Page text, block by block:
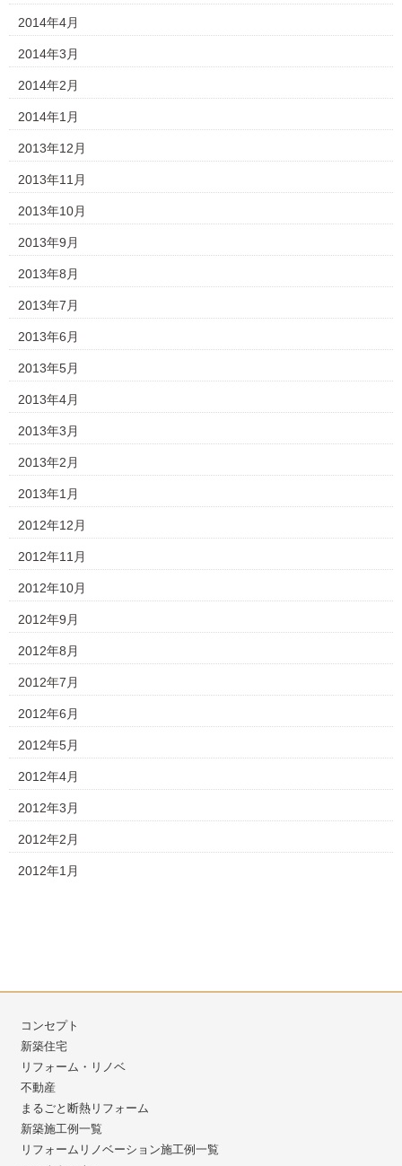
2014年4月
2014年3月
2014年2月
2014年1月
2013年12月
2013年11月
2013年10月
2013年9月
2013年8月
2013年7月
2013年6月
2013年5月
2013年4月
2013年3月
2013年2月
2013年1月
2012年12月
2012年11月
2012年10月
2012年9月
2012年8月
2012年7月
2012年6月
2012年5月
2012年4月
2012年3月
2012年2月
2012年1月
コンセプト
新築住宅
リフォーム・リノベ
不動産
まるごと断熱リフォーム
新築施工例一覧
リフォームリノベーション施工例一覧